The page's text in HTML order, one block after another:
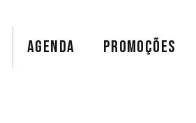
AGENDA PROMOÇÕES